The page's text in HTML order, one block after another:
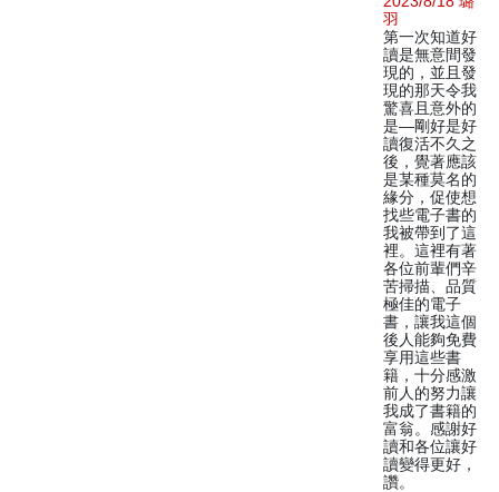
羽
第一次知道好
讀是無意間發
現的，並且發
現的那天令我
驚喜且意外的
是—剛好是好
讀復活不久之
後，覺著應該
是某種莫名的
緣分，促使想
找些電子書的
我被帶到了這
裡。這裡有著
各位前輩們辛
苦掃描、品質
極佳的電子
書，讓我這個
後人能夠免費
享用這些書
籍，十分感激
前人的努力讓
我成了書籍的
富翁。感謝好
讀和各位讓好
讀變得更好，
讚。